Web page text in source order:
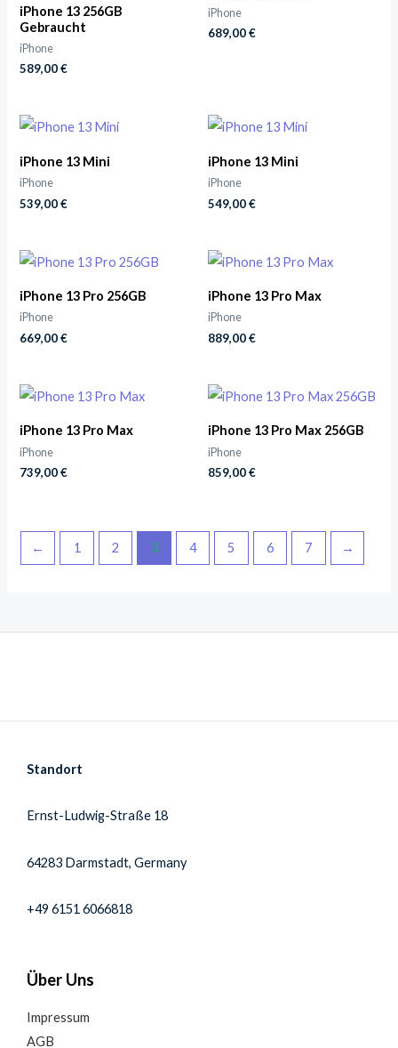
iPhone 13 256GB
Gebraucht
iPhone
589,00€
iPhone
689,00€
iPhone 13 Mini
iPhone
539,00€
iPhone 13 Mini
iPhone
549,00€
iPhone 13 Pro 256GB
iPhone
669,00€
iPhone 13 Pro Max
iPhone
889,00€
iPhone 13 Pro Max
iPhone
739,00€
iPhone 13 Pro Max 256GB
iPhone
859,00€
← 1 2 3 4 5 6 7 →
Standort
Ernst-Ludwig-Straße 18
64283 Darmstadt, Germany
+49 6151 6066818
Über Uns
Impressum
AGB